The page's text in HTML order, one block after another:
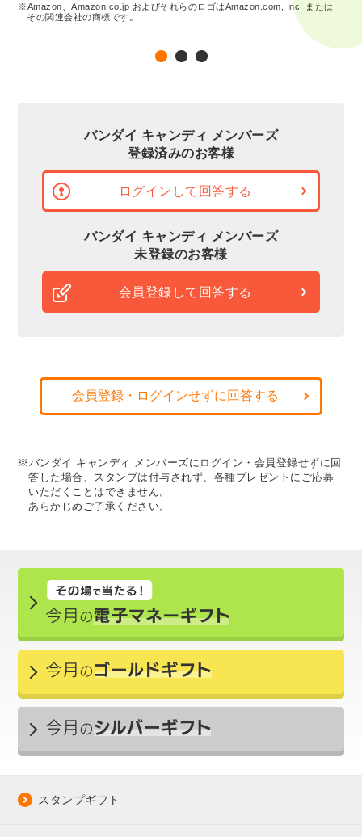
※Amazon、Amazon.co.jp およびそれらのロゴはAmazon.com, Inc. または
その関連会社の商標です。
バンダイ キャンディ メンバーズ
登録済みのお客様
ログインして回答する
バンダイ キャンディ メンバーズ
未登録のお客様
会員登録して回答する
会員登録・ログインせずに回答する
※バンダイ キャンディ メンバーズにログイン・会員登録せずに回
答した場合、スタンプは付与されず、各種プレゼントにご応募
いただくことはできません。
あらかじめご了承ください。
スタンプギフト